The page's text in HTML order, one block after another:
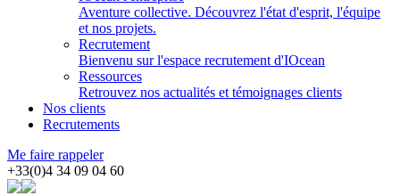
Aventure collective. Découvrez l'état d'esprit, l'équipe
et nos projets.
Recrutement
Bienvenu sur l'espace recrutement d'IOcean
Ressources
Retrouvez nos actualités et témoignages clients
Nos clients
Recrutements
Me faire rappeler
+33(0)4 34 09 04 60